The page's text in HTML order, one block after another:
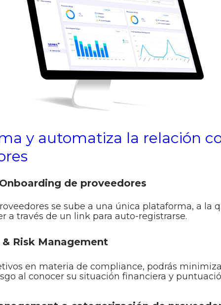
y automatiza la relación
de proveedores
se sube a una única plataforma, a la
a través de un link para auto-registrarse.
Risk Management
en materia de compliance, podrás
al conocer su situación financiera y